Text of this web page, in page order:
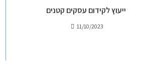
ייעוץ לקידום עסקים קטנים
11/10/2023